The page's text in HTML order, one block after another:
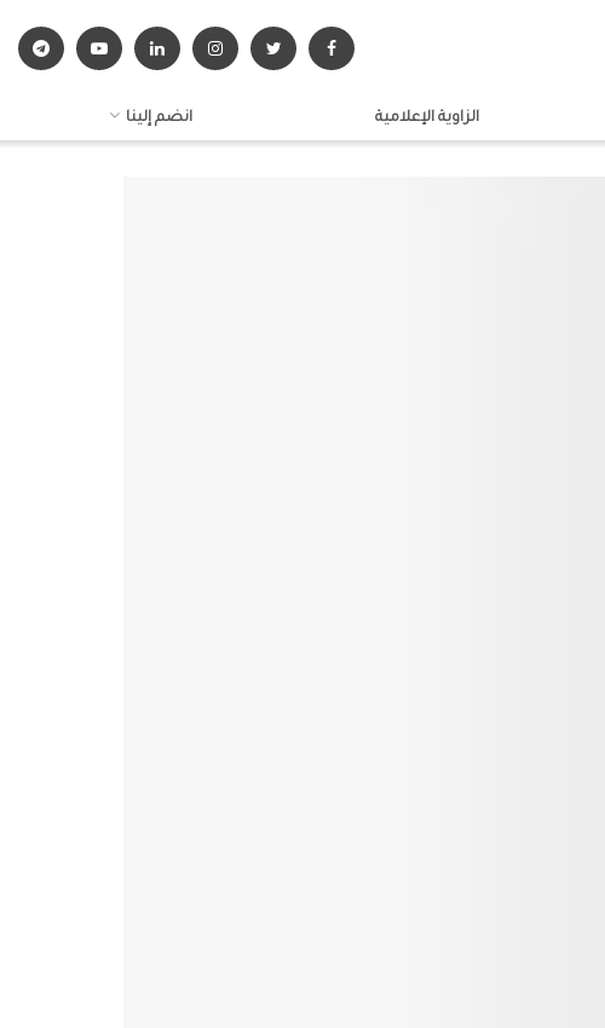
الزاوية الإعلامية انضم إلينا